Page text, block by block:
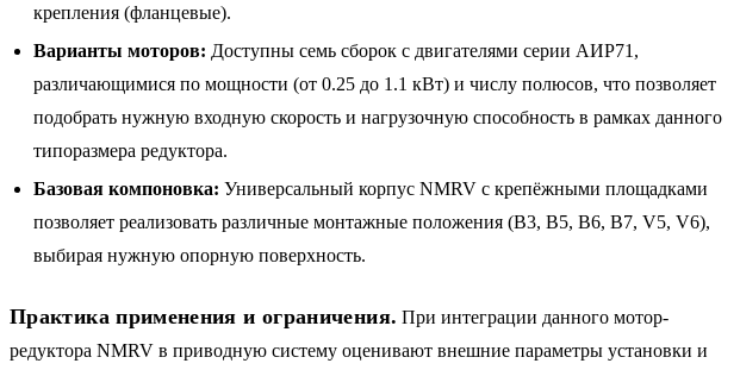
крепления (фланцевые).
Варианты моторов: Доступны семь сборок с двигателями серии АИР71,
различающимися по мощности (от 0.25 до 1.1 кВт) и числу полюсов, что позволяет
подобрать нужную входную скорость и нагрузочную способность в рамках данного
типоразмера редуктора.
Базовая компоновка: Универсальный корпус NMRV с крепёжными площадками
позволяет реализовать различные монтажные положения (B3, B5, B6, B7, V5, V6),
выбирая нужную опорную поверхность.
Практика применения и ограничения. При интеграции данного мотор-
редуктора NMRV в приводную систему оценивают внешние параметры установки и